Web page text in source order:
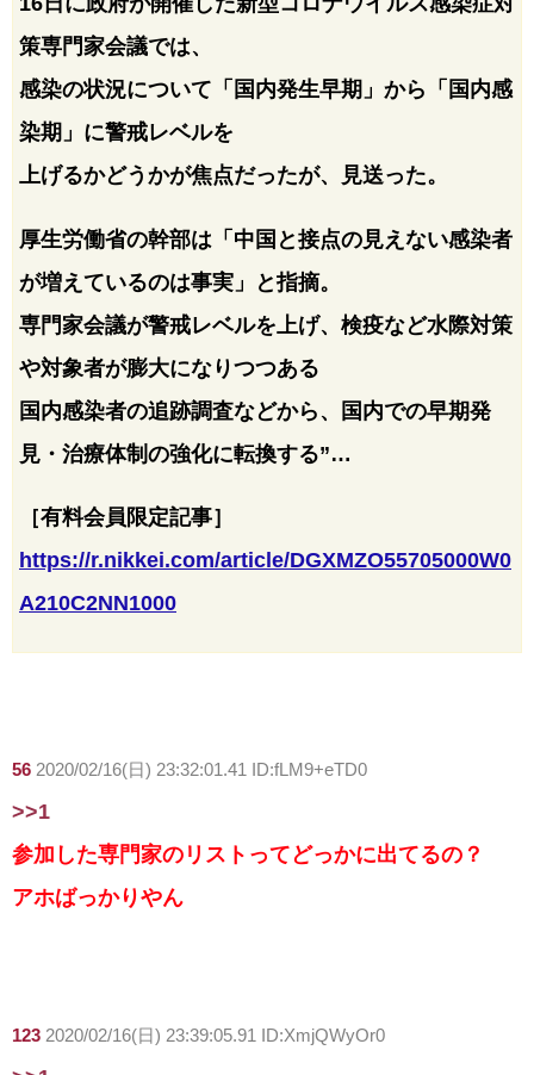
策専門家会議では、
感染の状況について「国内発生早期」から「国内感
染期」に警戒レベルを
上げるかどうかが焦点だったが、見送った。
厚生労働省の幹部は「中国と接点の見えない感染者
が増えているのは事実」と指摘。
専門家会議が警戒レベルを上げ、検疫など水際対策
や対象者が膨大になりつつある
国内感染者の追跡調査などから、国内での早期発
見・治療体制の強化に転換する”…
［有料会員限定記事］
https://r.nikkei.com/article/DGXMZO55705000W0
A210C2NN1000
56 2020/02/16(日) 23:32:01.41 ID:fLM9+eTD0
>>1
参加した専門家のリストってどっかに出てるの？
アホばっかりやん
123 2020/02/16(日) 23:39:05.91 ID:XmjQWyOr0